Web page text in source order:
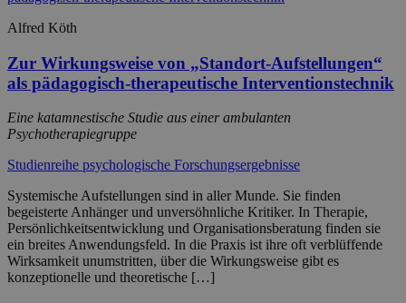
Alfred Köth
Zur Wirkungsweise von „Standort-Aufstellungen“
als pädagogisch-therapeutische Interventionstechnik
Eine katamnestische Studie aus einer ambulanten
Psychotherapiegruppe
Studienreihe psychologische Forschungsergebnisse
Systemische Aufstellungen sind in aller Munde. Sie finden
begeisterte Anhänger und unversöhnliche Kritiker. In Therapie,
Persönlichkeitsentwicklung und Organisationsberatung finden sie
ein breites Anwendungsfeld. In die Praxis ist ihre oft verblüffende
Wirksamkeit unumstritten, über die Wirkungsweise gibt es
konzeptionelle und theoretische […]